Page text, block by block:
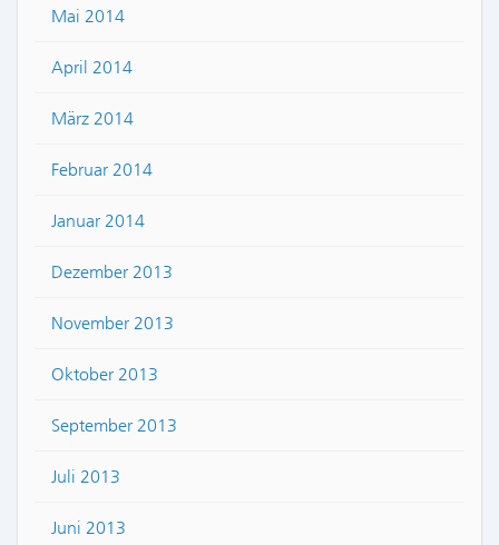
Mai 2014
April 2014
März 2014
Februar 2014
Januar 2014
Dezember 2013
November 2013
Oktober 2013
September 2013
Juli 2013
Juni 2013